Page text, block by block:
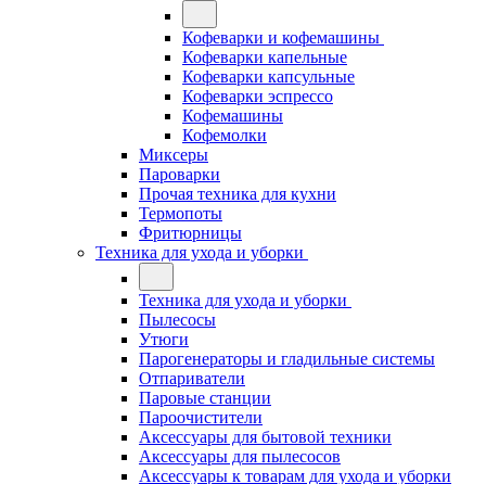
Кофеварки и кофемашины
Кофеварки капельные
Кофеварки капсульные
Кофеварки эспрессо
Кофемашины
Кофемолки
Миксеры
Пароварки
Прочая техника для кухни
Термопоты
Фритюрницы
Техника для ухода и уборки
Техника для ухода и уборки
Пылесосы
Утюги
Парогенераторы и гладильные системы
Отпариватели
Паровые станции
Пароочистители
Аксессуары для бытовой техники
Аксессуары для пылесосов
Аксессуары к товарам для ухода и уборки